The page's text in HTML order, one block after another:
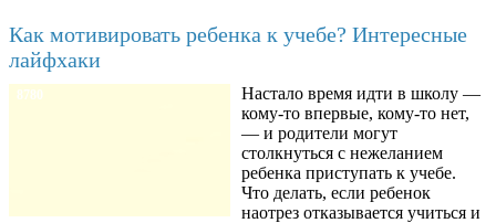
Как мотивировать ребенка к учебе? Интересные
лайфхаки
8780
Настало время идти в школу —
кому-то впервые, кому-то нет,
— и родители могут
столкнуться с нежеланием
ребенка приступать к учебе.
Что делать, если ребенок
наотрез отказывается учиться и